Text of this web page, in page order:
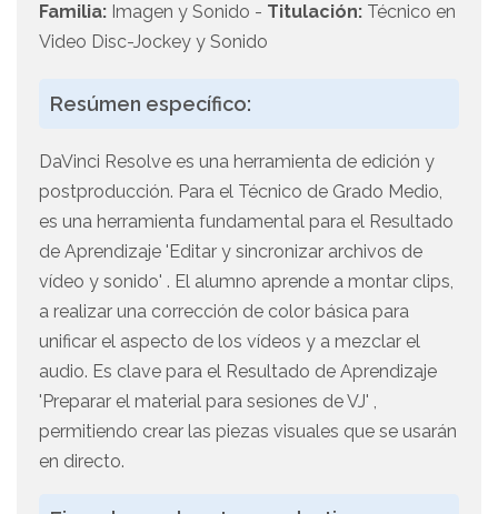
Familia: Imagen y Sonido - Titulación: Técnico en
Video Disc-Jockey y Sonido
Resúmen específico:
DaVinci Resolve es una herramienta de edición y
postproducción. Para el Técnico de Grado Medio,
es una herramienta fundamental para el Resultado
de Aprendizaje 'Editar y sincronizar archivos de
vídeo y sonido' . El alumno aprende a montar clips,
a realizar una corrección de color básica para
unificar el aspecto de los vídeos y a mezclar el
audio. Es clave para el Resultado de Aprendizaje
'Preparar el material para sesiones de VJ' ,
permitiendo crear las piezas visuales que se usarán
en directo.